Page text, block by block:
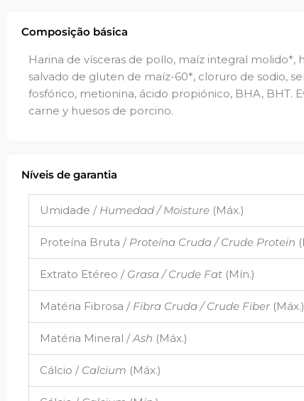
Composição básica
Harina de vísceras de pollo, maíz integral molido*,
salvado de gluten de maíz-60*, cloruro de sodio,
fosfórico, metionina, ácido propiónico, BHA, BHT.
carne y huesos de porcino.
Níveis de garantia
Umidade / Humedad / Moisture (Máx.)
Proteína Bruta / Proteína Cruda / Crude Protein
Extrato Etéreo / Grasa / Crude Fat (Mín.)
Matéria Fibrosa / Fibra Cruda / Crude Fiber (Máx.)
Matéria Mineral /Ash (Máx.)
Cálcio / Calcium (Máx.)